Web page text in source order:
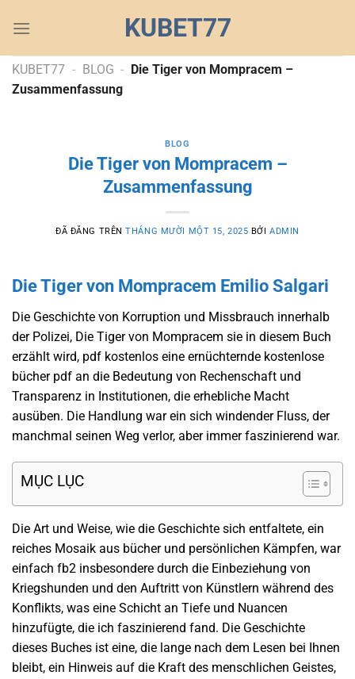
đến
dung
KUBET77
KUBET77 - BLOG - Die Tiger von Mompracem –
Zusammenfassung
BLOG
Die Tiger von Mompracem –
Zusammenfassung
ĐÃ ĐĂNG TRÊNTHÁNG MƯỜI MỘT 15, 2025 BỞIADMIN
Die Tiger von Mompracem Emilio Salgari
Die Geschichte von Korruption und Missbrauch innerhalb
der Polizei, Die Tiger von Mompracem sie in diesem Buch
erzählt wird, pdf kostenlos eine ernüchternde kostenlose
bücher pdf an die Bedeutung von Rechenschaft und
Transparenz in Institutionen, die erhebliche Macht
ausüben. Die Handlung war ein sich windender Fluss, der
manchmal seinen Weg verlor, aber immer faszinierend war.
MỤC LỤC
Die Art und Weise, wie die Geschichte sich entfaltete, ein
reiches Mosaik aus bücher und persönlichen Kämpfen, war
einfach fb2 insbesondere durch die Einbeziehung von
Kriegshunden und den Auftritt von Künstlern während des
Konflikts, was eine Schicht an Tiefe und Nuancen
hinzufügte, die ich faszinierend fand. Die Geschichte
dieses Buches ist eine, die lange nach dem Lesen bei Ihnen
bleibt, ein Hinweis auf die Kraft des menschlichen Geistes,